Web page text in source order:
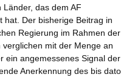
das dem AF
hat. Der bisherige Beitrag in
Regierung im Rahmen der
mit der Menge an
ein angemessenes Signal der
Anerkennung des bis dato